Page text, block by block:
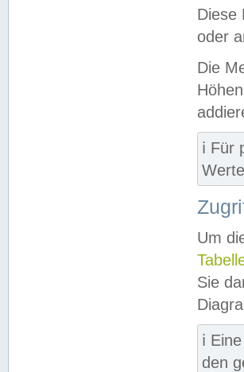
Diese
oder
Die
ℹ️ Für
Um
Sie
ℹ️
den